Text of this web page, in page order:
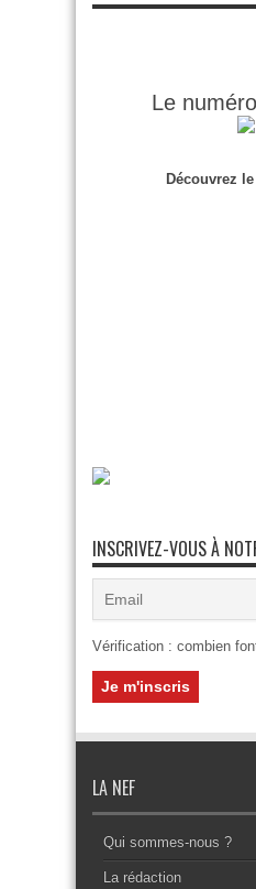
Le
Découvrez
INSCRIVEZ-VOUS À
Vérification : combien
LA NEF
Qui sommes-nous ?
La rédaction